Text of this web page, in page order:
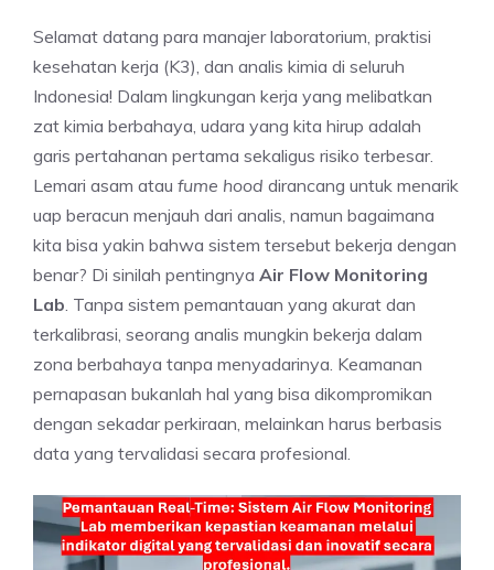
Selamat datang para manajer laboratorium, praktisi
kesehatan kerja (K3), dan analis kimia di seluruh
Indonesia! Dalam lingkungan kerja yang melibatkan
zat kimia berbahaya, udara yang kita hirup adalah
garis pertahanan pertama sekaligus risiko terbesar.
Lemari asam atau fume hood dirancang untuk menarik
uap beracun menjauh dari analis, namun bagaimana
kita bisa yakin bahwa sistem tersebut bekerja dengan
benar? Di sinilah pentingnya Air Flow Monitoring
Lab. Tanpa sistem pemantauan yang akurat dan
terkalibrasi, seorang analis mungkin bekerja dalam
zona berbahaya tanpa menyadarinya. Keamanan
pernapasan bukanlah hal yang bisa dikompromikan
dengan sekadar perkiraan, melainkan harus berbasis
data yang tervalidasi secara profesional.